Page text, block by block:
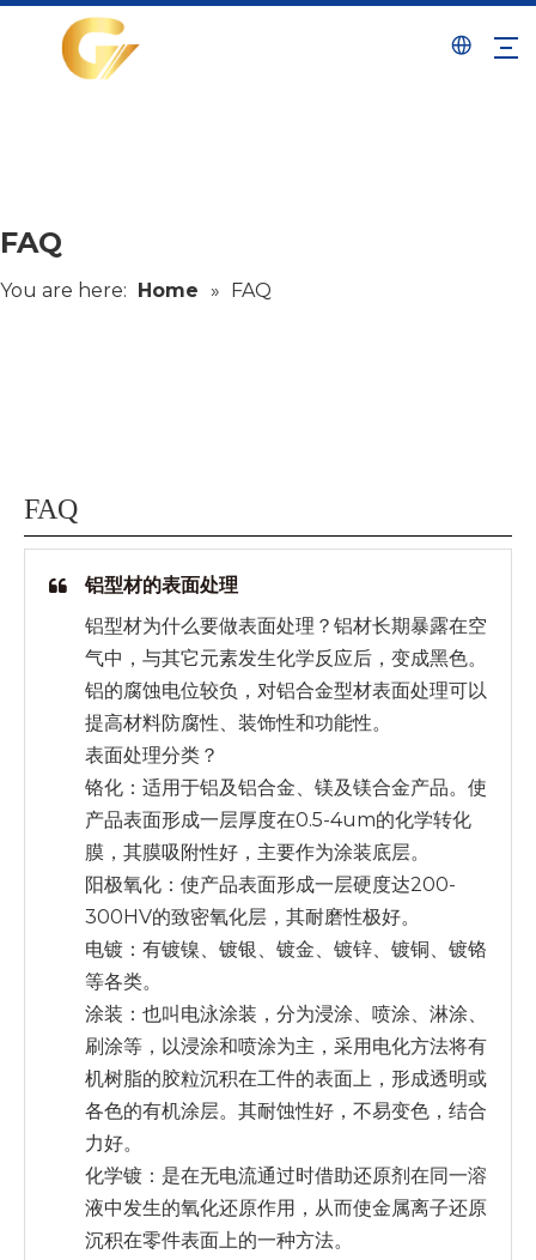
FAQ
You are here: Home » FAQ
FAQ
铝型材的表面处理
铝型材为什么要做表面处理？铝材长期暴露在空
气中，与其它元素发生化学反应后，变成黑色。
铝的腐蚀电位较负，对铝合金型材表面处理可以
提高材料防腐性、装饰性和功能性。
表面处理分类？
铬化：适用于铝及铝合金、镁及镁合金产品。使
产品表面形成一层厚度在0.5-4um的化学转化
膜，其膜吸附性好，主要作为涂装底层。
阳极氧化：使产品表面形成一层硬度达200-
300HV的致密氧化层，其耐磨性极好。
电镀：有镀镍、镀银、镀金、镀锌、镀铜、镀铬
等各类。
涂装：也叫电泳涂装，分为浸涂、喷涂、淋涂、
刷涂等，以浸涂和喷涂为主，采用电化方法将有
机树脂的胶粒沉积在工件的表面上，形成透明或
各色的有机涂层。其耐蚀性好，不易变色，结合
力好。
化学镀：是在无电流通过时借助还原剂在同一溶
液中发生的氧化还原作用，从而使金属离子还原
沉积在零件表面上的一种方法。